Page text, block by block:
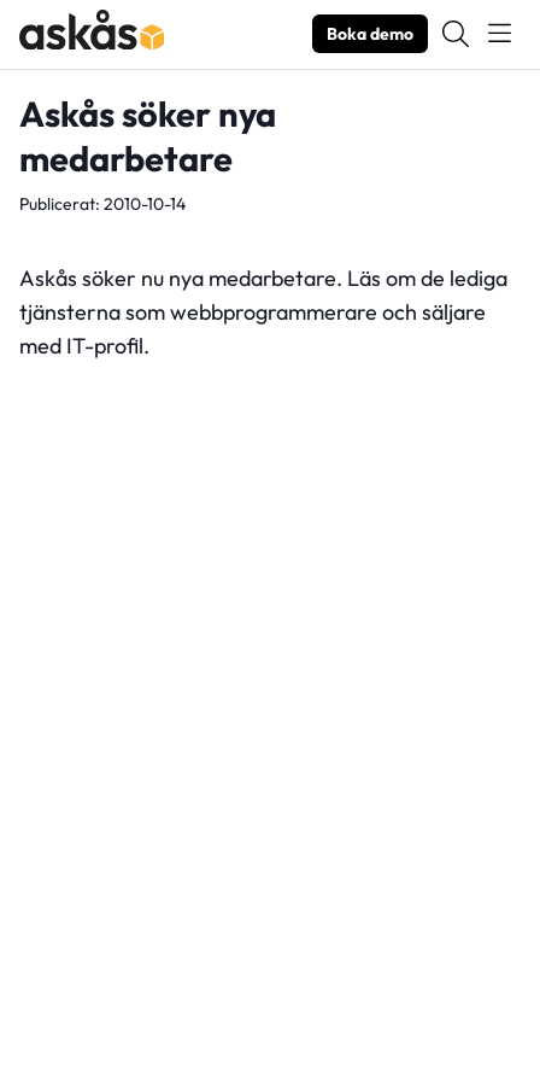
Boka demo
Askås söker nya
medarbetare
Publicerat: 2010-10-14
Askås söker nu nya medarbetare. Läs om de lediga
tjänsterna somwebbprogrammerare och säljare
med IT-profil.